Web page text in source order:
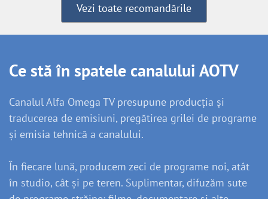
Vezi toate recomandările
Ce stă în spatele canalului AOTV
Canalul Alfa Omega TV presupune producția și
traducerea de emisiuni, pregătirea grilei de programe
și emisia tehnică a canalului.
În fiecare lună, producem zeci de programe noi, atât
în studio, cât și pe teren. Suplimentar, difuzăm sute